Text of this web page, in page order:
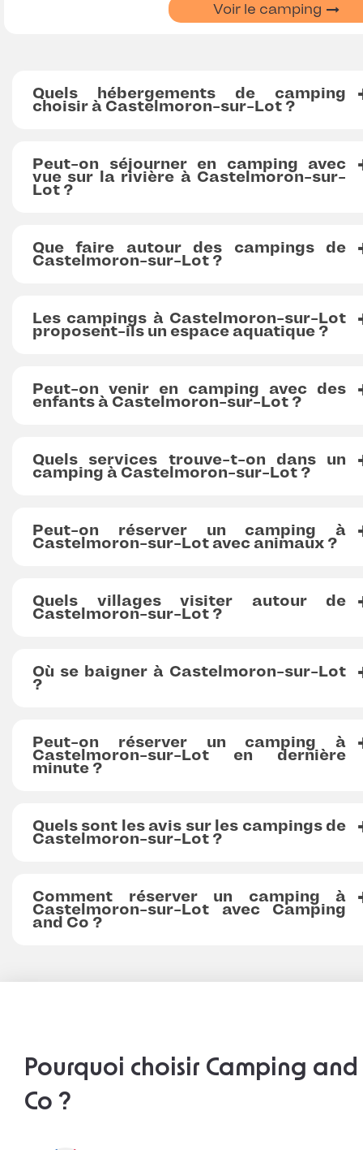
Voir le camping
Quels hébergements de camping
choisir à Castelmoron-sur-Lot ?
Peut-on séjourner en camping avec
vue sur la rivière à Castelmoron-sur-
Lot ?
Que faire autour des campings de
Castelmoron-sur-Lot ?
Les campings à Castelmoron-sur-Lot
proposent-ils un espace aquatique ?
Peut-on venir en camping avec des
enfants à Castelmoron-sur-Lot ?
Quels services trouve-t-on dans un
camping à Castelmoron-sur-Lot ?
Peut-on réserver un camping à
Castelmoron-sur-Lot avec animaux ?
Quels villages visiter autour de
Castelmoron-sur-Lot ?
Où se baigner à Castelmoron-sur-Lot
?
Peut-on réserver un camping à
Castelmoron-sur-Lot en dernière
minute ?
Quels sont les avis sur les campings de
Castelmoron-sur-Lot ?
Comment réserver un camping à
Castelmoron-sur-Lot avec Camping
and Co ?
Pourquoi choisir Camping and
Co ?